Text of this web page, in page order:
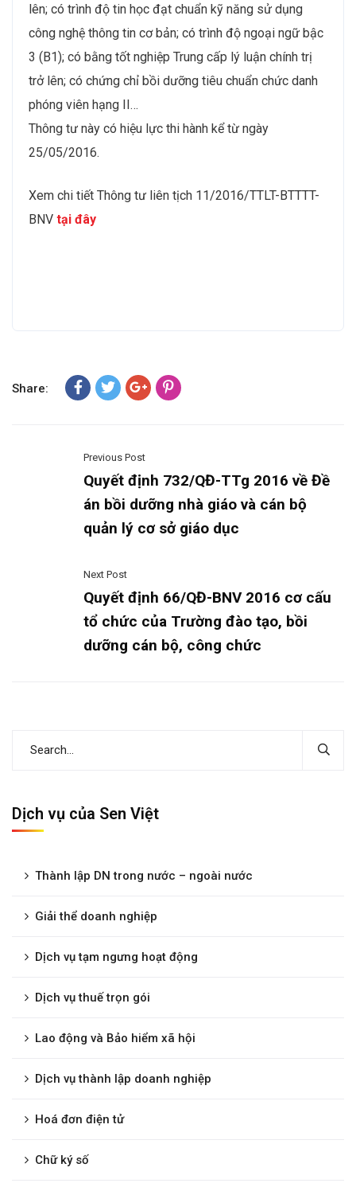
lên; có trình độ tin học đạt chuẩn kỹ năng sử dụng
công nghệ thông tin cơ bản; có trình độ ngoại ngữ bậc
3 (B1); có bằng tốt nghiệp Trung cấp lý luận chính trị
trở lên; có chứng chỉ bồi dưỡng tiêu chuẩn chức danh
phóng viên hạng II…
Thông tư này có hiệu lực thi hành kể từ ngày
25/05/2016.
Xem chi tiết Thông tư liên tịch 11/2016/TTLT-BTTTT-
BNV tại đây
Share:
Previous Post
Quyết định 732/QĐ-TTg 2016 về Đề
án bồi dưỡng nhà giáo và cán bộ
quản lý cơ sở giáo dục
Next Post
Quyết định 66/QĐ-BNV 2016 cơ cấu
tổ chức của Trường đào tạo, bồi
dưỡng cán bộ, công chức
Dịch vụ của Sen Việt
Thành lập DN trong nước – ngoài nước
Giải thể doanh nghiệp
Dịch vụ tạm ngưng hoạt động
Dịch vụ thuế trọn gói
Lao động và Bảo hiểm xã hội
Dịch vụ thành lập doanh nghiệp
Hoá đơn điện tử
Chữ ký số